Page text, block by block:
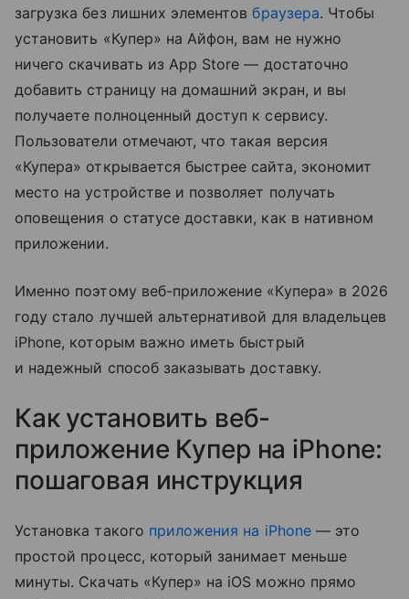
загрузка без лишних элементовбраузера. Чтобы
установить «Купер» на Айфон, вам не нужно
ничего скачивать из App Store — достаточно
добавить страницу на домашний экран, и вы
получаете полноценный доступ к сервису.
Пользователи отмечают, что такая версия
«Купера» открывается быстрее сайта, экономит
место на устройстве и позволяет получать
оповещения о статусе доставки, как в нативном
приложении.
Именно поэтому веб-приложение «Купера» в 2026
году стало лучшей альтернативой для владельцев
iPhone, которым важно иметь быстрый
и надежный способ заказывать доставку.
Как установить веб-
приложение Купер на iPhone:
пошаговая инструкция
Установка такого приложения на iPhone— это
простой процесс, который занимает меньше
минуты. Скачать «Купер» на iOS можно прямо